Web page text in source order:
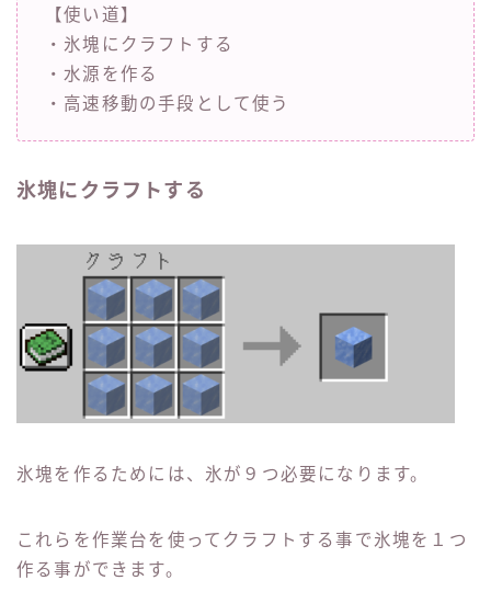
【使い道】
・氷塊にクラフトする
・水源を作る
・高速移動の手段として使う
氷塊にクラフトする
氷塊を作るためには、氷が９つ必要になります。
これらを作業台を使ってクラフトする事で氷塊を１つ
作る事ができます。